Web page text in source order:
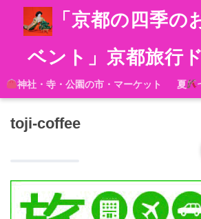
「京都の四季の
ベント」京都旅行
神社・寺・公園の市・マーケット 夏
toji-coffee